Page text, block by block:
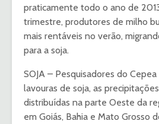
praticamente todo o ano de
trimestre, produtores de milho
mais rentáveis no verão,
para a soja.
SOJA – Pesquisadores do
lavouras de soja, as
distribuídas na parte Oeste da
em Goiás, Bahia e Mato Grosso